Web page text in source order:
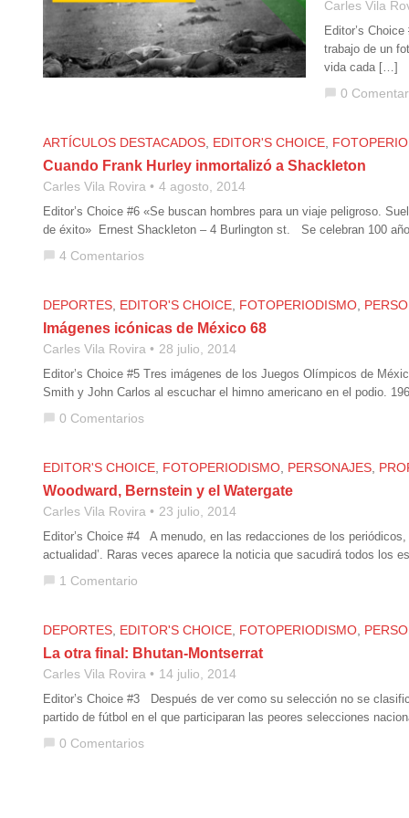
Carles Vila
Editor’s
trabajo de un
vida cada […]
chat_bubble 0
ARTÍCULOS DESTACADOS EDITOR'S CHOICE
Cuando Frank Hurley inmortalizó a Shackleton
Carles Vila Rovira 4 agosto, 2014
Editor’s Choice #6 «Se buscan hombres para un viaje peligroso.
de éxito» Ernest Shackleton – 4 Burlington st. Se celebran 100
chat_bubble 4 Comentarios
DEPORTES EDITOR'S CHOICE FOTOPERIODISMO
Imágenes icónicas de México 68
Carles Vila Rovira 28 julio, 2014
Editor’s Choice #5 Tres imágenes de los Juegos Olímpicos de
Smith y John Carlos al escuchar el himno americano en el podio.
chat_bubble 0 Comentarios
EDITOR'S CHOICE FOTOPERIODISMO PERSONAJES
Woodward, Bernstein y el Watergate
Carles Vila Rovira 23 julio, 2014
Editor’s Choice #4 A menudo, en las redacciones de los
actualidad’. Raras veces aparece la noticia que sacudirá todos
chat_bubble 1 Comentario
DEPORTES EDITOR'S CHOICE FOTOPERIODISMO
La otra final: Bhutan-Montserrat
Carles Vila Rovira 14 julio, 2014
Editor’s Choice #3 Después de ver como su selección no se
partido de fútbol en el que participaran las peores selecciones
chat_bubble 0 Comentarios